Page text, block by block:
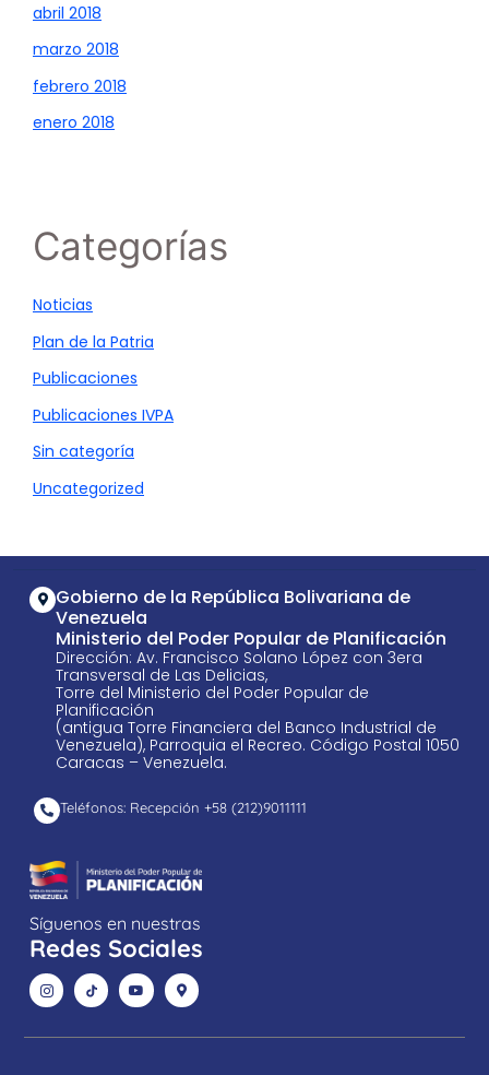
abril 2018
marzo 2018
febrero 2018
enero 2018
Categorías
Noticias
Plan de la Patria
Publicaciones
Publicaciones IVPA
Sin categoría
Uncategorized
Gobierno de la República Bolivariana de
Venezuela
Ministerio del Poder Popular de Planificación
Dirección: Av. Francisco Solano López con 3era
Transversal de Las Delicias,
Torre del Ministerio del Poder Popular de
Planificación
(antigua Torre Financiera del Banco Industrial de
Venezuela), Parroquia el Recreo. Código Postal 1050
Caracas – Venezuela.
Teléfonos: Recepción +58 ​(212)9011111
Síguenos en nuestras
Redes Sociales